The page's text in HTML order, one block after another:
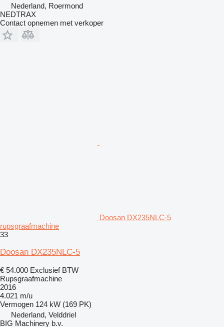
Nederland, Roermond
NEDTRAX
Contact opnemen met verkoper
Doosan DX235NLC-5
rupsgraafmachine
33
Doosan DX235NLC-5
€ 54.000 Exclusief BTW
Rupsgraafmachine
2016
4.021 m/u
Vermogen 124 kW (169 PK)
Nederland, Velddriel
BIG Machinery b.v.